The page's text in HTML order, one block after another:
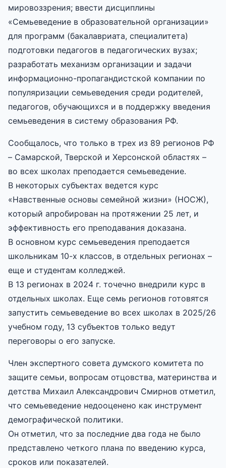
мировоззрения; ввести дисциплины
«Семьеведение в образовательной организации»
для программ (бакалавриата, специалитета)
подготовки педагогов в педагогических вузах;
разработать механизм организации и задачи
информационно-пропагандистской компании по
популяризации семьеведения среди родителей,
педагогов, обучающихся и в поддержку введения
семьеведения в систему образования РФ.
Cообщалось, что только в трех из 89 регионов РФ
– Самарской, Тверской и Херсонской областях –
во всех школах преподается семьеведение.
В некоторых субъектах ведется курс
«Навственные основы семейной жизни» (НОСЖ),
который апробирован на протяжении 25 лет, и
эффективность его преподавания доказана.
В основном курс семьеведения преподается
школьникам 10-х классов, в отдельных регионах –
еще и студентам колледжей.
В 13 регионах в 2024 г. точечно внедрили курс в
отдельных школах. Еще семь регионов готовятся
запустить семьеведение во всех школах в 2025/26
учебном году, 13 субъектов только ведут
переговоры о его запуске.
Член экспертного совета думского комитета по
защите семьи, вопросам отцовства, материнства и
детства Михаил Александрович Смирнов отметил,
что семьеведение недооценено как инструмент
демографической политики.
Он отметил, что за последние два года не было
представлено четкого плана по введению курса,
сроков или показателей.